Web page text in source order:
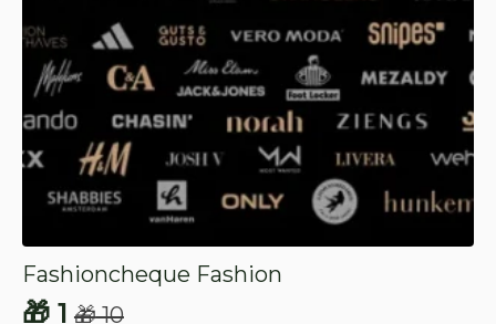
Fashioncheque Fashion
🎁10
🎁 1